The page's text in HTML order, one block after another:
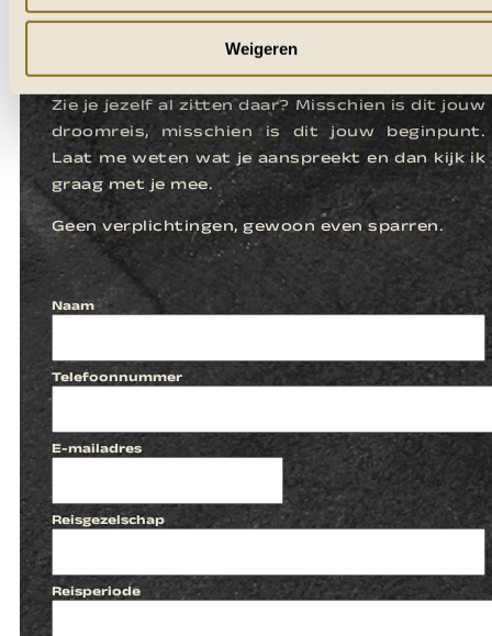
Weigeren
LATEN WE
KENNISMAKEN
Zie je jezelf al zitten daar? Misschien is dit jouw
droomreis, misschien is dit jouw beginpunt.
Laat me weten wat je aanspreekt en dan kijk ik
graag met je mee.
Geen verplichtingen, gewoon even sparren.
Naam
Telefoonnummer
E-mailadres
Reisgezelschap
Reisperiode